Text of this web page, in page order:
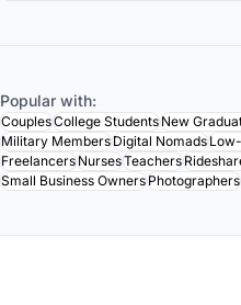
Popular with:
CouplesCollege Students New
Military Members Digital Nomads
Freelancers NursesTeachers
Small Business Owners Photographers